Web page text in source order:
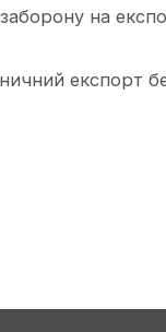
на
експорт